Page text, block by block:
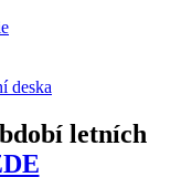
deska
letních